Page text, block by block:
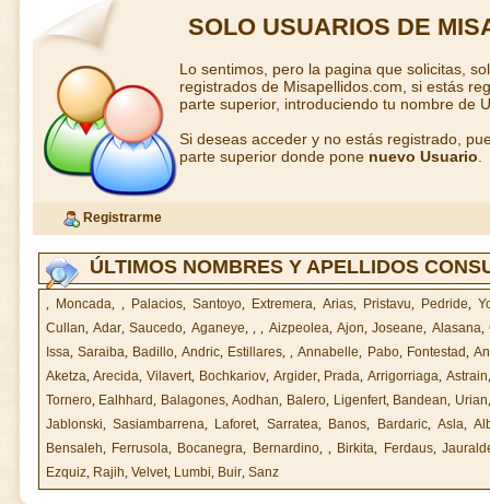
SOLO USUARIOS DE
Lo sentimos, pero la pagina que solicitas,
registrados de Misapellidos.com, si estás
parte superior, introduciendo tu nombre de
Si deseas acceder y no estás registrado,
parte superior donde pone nuevo Usuario
Registrarme
ÚLTIMOS NOMBRES Y APELLIDOS
, Moncada, , Palacios, Santoyo, Extremera, Arias, Pristavu, Pedride,
Cullan, Adar,Saucedo, Aganeye, ,, Aizpeolea,Ajon,Joseane, Alasana,
Issa, Saraiba, Badillo, Andric, Estillares,,Annabelle, Pabo, Fontestad,
Aketza,Arecida, Vilavert, Bochkariov, Argider, Prada, Arrigorriaga, Astrain
Tornero, Ealhhard, Balagones,Aodhan, Balero, Ligenfert, Bandean, Urian
Jablonski, Sasiambarrena, Laforet, Sarratea, Banos, Bardaric,Asla,
Bensaleh, Ferrusola, Bocanegra, Bernardino, , Birkita, Ferdaus,
Ezquiz, Rajih, Velvet, Lumbi, Buir, Sanz